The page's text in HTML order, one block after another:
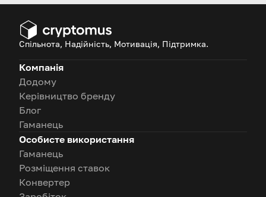
інвестиційні рішення.
Спільнота, Надійність, Мотивація, Підтримка.
Компанія
Додому
Керівництво бренду
Блог
Гаманець
Особисте використання
Гаманець
Розміщення ставок
Конвертер